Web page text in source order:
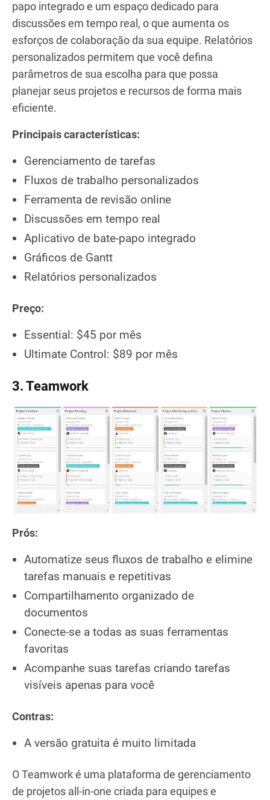
papo integrado e um espaço dedicado para
discussões em tempo real, o que aumenta os
esforços de colaboração da sua equipe. Relatórios
personalizados permitem que você defina
parâmetros de sua escolha para que possa
planejar seus projetos e recursos de forma mais
eficiente.
Principais características:
Gerenciamento de tarefas
Fluxos de trabalho personalizados
Ferramenta de revisão online
Discussões em tempo real
Aplicativo de bate-papo integrado
Gráficos de Gantt
Relatórios personalizados
Preço:
Essential: $45 por mês
Ultimate Control: $89 por mês
3. Teamwork
Prós:
Automatize seus fluxos de trabalho e elimine
tarefas manuais e repetitivas
Compartilhamento organizado de
documentos
Conecte-se a todas as suas ferramentas
favoritas
Acompanhe suas tarefas criando tarefas
visíveis apenas para você
Contras:
A versão gratuita é muito limitada
O Teamwork é uma plataforma de gerenciamento
de projetos all-in-one criada para equipes e